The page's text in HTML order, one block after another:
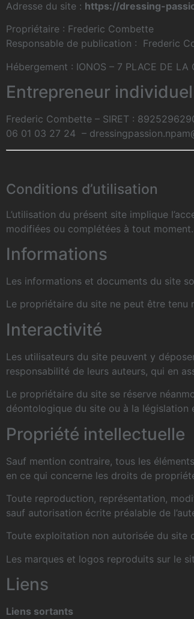
Adresse du site : https://dressing-
Propriétaire : Frederic Combette
Responsable de publication : Frederic
Hébergement : IONOS – 7 PLACE DE LA
Entrepreneur individuel
Frederic Combette – SIRET :
06 01 03 27 24 –
Conditions d’utilisation
L’utilisation du présent site implique
modifiées ou complétées à tout moment.
Informations
Les informations et documents du site
Le propriétaire du site ne peut être tenu
Interactivité
Les utilisateurs du site peuvent y
responsabilité de leurs auteurs, qui en
Le propriétaire du site se réserve
déontologique du site ou à la législation
Propriété intellectuelle
Sauf mention contraire, tous les
en ce qui concerne les droits de
Toute reproduction, représentation,
sauf autorisation écrite préalable de
Toute exploitation non autorisée du site
Les marques et logos reproduits sur le
Liens
Liens sortants